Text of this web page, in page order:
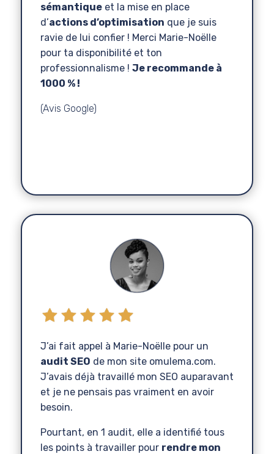
sémantiqueet la mise en place
d’actions d’optimisation que je suis
ravie de lui confier ! Merci Marie-Noëlle
pour ta disponibilité et ton
professionnalisme ! Je recommande à
1000 % !
(Avis Google)
J’ai fait appel à Marie-Noëlle pour un
audit SEO de mon site omulema.com.
J’avais déjà travaillé mon SEO auparavant
et je ne pensais pas vraiment en avoir
besoin.
Pourtant, en 1 audit, elle a identifié tous
les points à travailler pour rendre mon